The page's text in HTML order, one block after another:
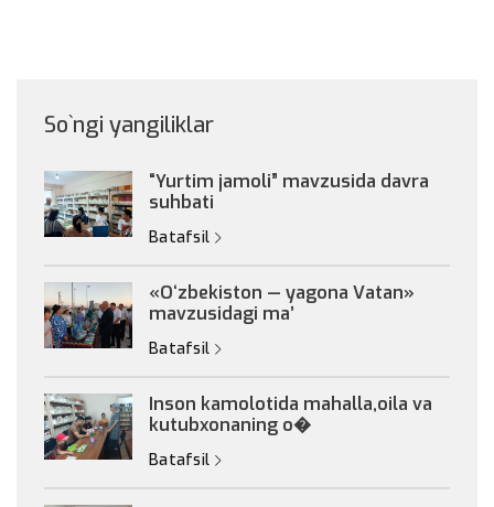
So`ngi yangiliklar
“Yurtim jamoli” mavzusida davra
suhbati
Batafsil
«Oʻzbekiston — yagona Vatan»
mavzusidagi maʼ
Batafsil
Inson kamolotida mahalla,oila va
kutubxonaning o�
Batafsil